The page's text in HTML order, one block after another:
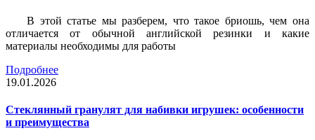
В этой статье мы разберем, что такое бриошь, чем она
отличается от обычной английской резинки и какие
материалы необходимы для работы
Подробнее
19.01.2026
Стеклянный гранулят для набивки игрушек: особенности
и преимущества